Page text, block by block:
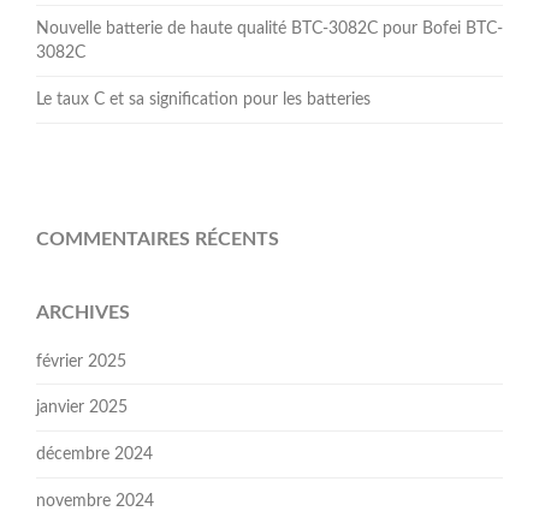
Nouvelle batterie de haute qualité BTC-3082C pour Bofei BTC-
3082C
Le taux C et sa signification pour les batteries
COMMENTAIRES RÉCENTS
ARCHIVES
février 2025
janvier 2025
décembre 2024
novembre 2024